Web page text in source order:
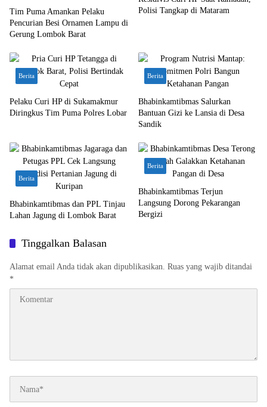
Tim Puma Amankan Pelaku
Pencurian Besi Ornamen Lampu di
Gerung Lombok Barat
Polisi Tangkap di Mataram
Berita
Pelaku Curi HP di Sukamakmur
Diringkus Tim Puma Polres Lobar
Berita
Bhabinkamtibmas Salurkan
Bantuan Gizi ke Lansia di Desa
Sandik
Berita
Bhabinkamtibmas dan PPL Tinjau
Lahan Jagung di Lombok Barat
Berita
Bhabinkamtibmas Terjun
Langsung Dorong Pekarangan
Bergizi
Tinggalkan Balasan
Alamat email Anda tidak akan dipublikasikan. Ruas yang wajib ditandai
*